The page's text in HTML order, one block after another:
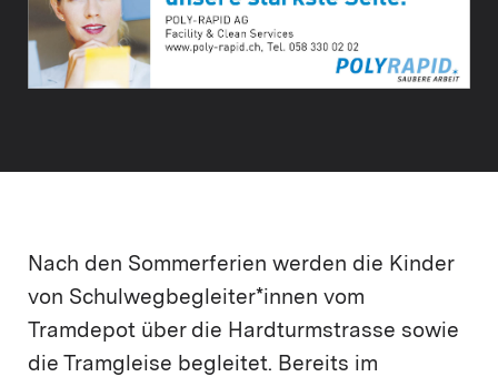
Nach den Sommerferien werden die Kinder
von Schulwegbegleiter*innen vom
Tramdepot über die Hardturmstrasse sowie
die Tramgleise begleitet. Bereits im